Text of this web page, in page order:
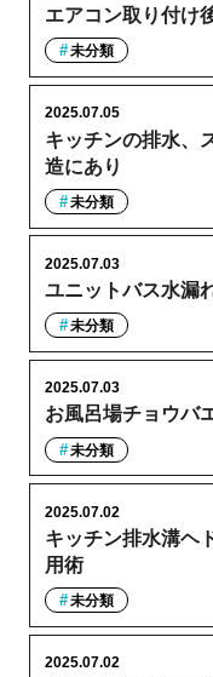
エアコン取り付け
未分類
キッチンの排水、
造にあり
2025.07.05
未分類
ユニットバス水漏
2025.07.03
未分類
お風呂場チョウバ
2025.07.03
未分類
キッチン排水溝ヘ
用術
2025.07.02
未分類
2025.07.02